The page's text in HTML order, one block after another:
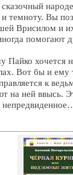
темноту. Вы
Врисилом и
помогают
Пайко хочется
Вот бы и
к
на ней ввысь.